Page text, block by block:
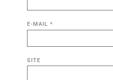
E-MAIL *
SITE